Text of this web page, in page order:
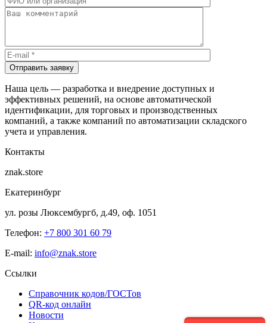
Отправить заявку
Наша цель — разработка и внедрение доступных и
эффективных решений, на основе автоматической
идентификации, для торговых и производственных
компаний, а также компаний по автоматизации складского
учета и управления.
Контакты
znak.store
Екатеринбург
ул. розы Люксембургб, д.49, оф. 1051
Телефон: +7 800 301 60 79
E-mail: info@znak.store
Ссылки
Справочник кодов/ГОСТов
QR-код онлайн
Новости